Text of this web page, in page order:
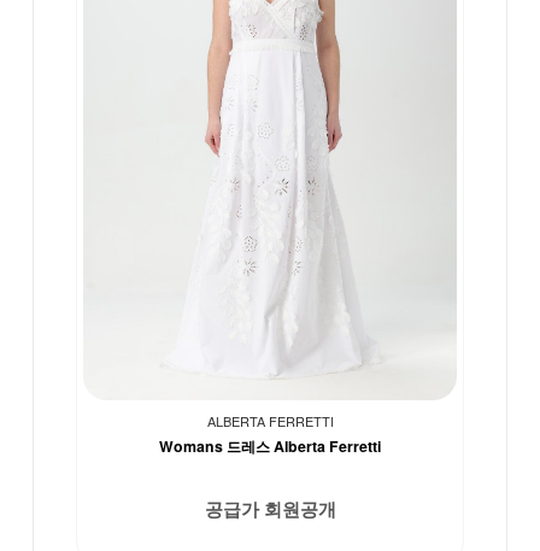
ALBERTA FERRETTI
Womans 드레스 Alberta Ferretti
공급가 회원공개